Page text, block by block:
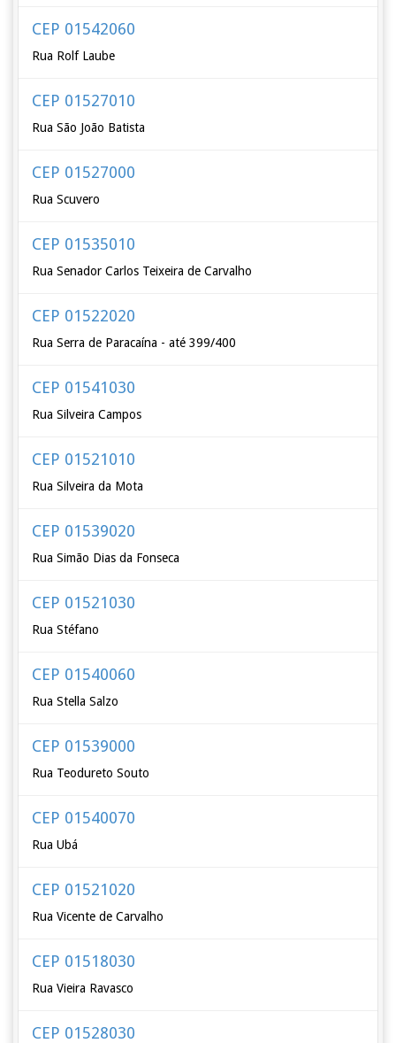
CEP 01542060
Rua Rolf Laube
CEP 01527010
Rua São João Batista
CEP 01527000
Rua Scuvero
CEP 01535010
Rua Senador Carlos Teixeira de Carvalho
CEP 01522020
Rua Serra de Paracaína - até 399/400
CEP 01541030
Rua Silveira Campos
CEP 01521010
Rua Silveira da Mota
CEP 01539020
Rua Simão Dias da Fonseca
CEP 01521030
Rua Stéfano
CEP 01540060
Rua Stella Salzo
CEP 01539000
Rua Teodureto Souto
CEP 01540070
Rua Ubá
CEP 01521020
Rua Vicente de Carvalho
CEP 01518030
Rua Vieira Ravasco
CEP 01528030